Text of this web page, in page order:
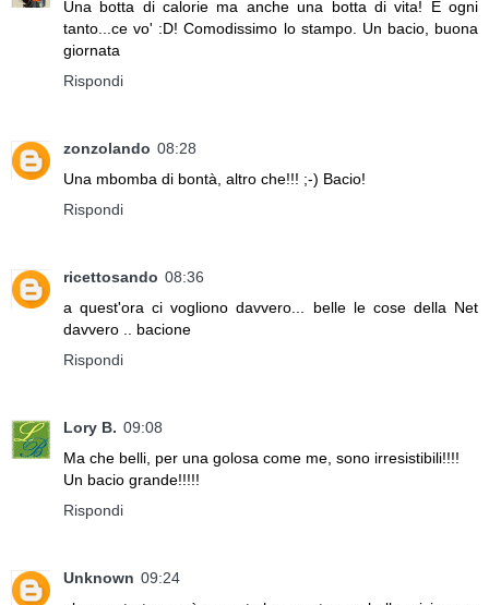
Una botta di calorie ma anche una botta di vita! E ogni
tanto...ce vo' :D! Comodissimo lo stampo. Un bacio, buona
giornata
Rispondi
zonzolando 08:28
Una mbomba di bontà, altro che!!! ;-) Bacio!
Rispondi
ricettosando 08:36
a quest'ora ci vogliono davvero... belle le cose della Net
davvero .. bacione
Rispondi
Lory B. 09:08
Ma che belli, per una golosa come me, sono irresistibili!!!!
Un bacio grande!!!!!
Rispondi
Unknown 09:24